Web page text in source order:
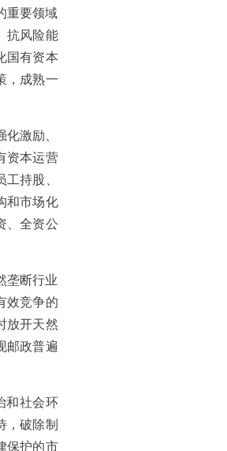
重要领域
抗风险能
国有资本
，成熟一
激励、
资本运营
持股、
和市场化
、全资公
垄断行业
效竞争的
放开天然
邮政普遍
和社会环
，破除制
保护的市